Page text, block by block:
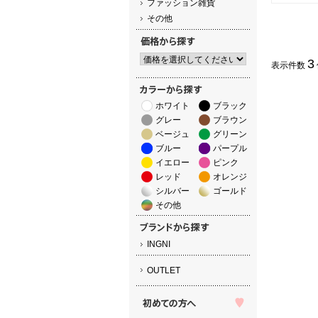
ファッション雑貨
その他
ホワイト
ブラック
グレー
ブラウン
ベージュ
グリーン
ブルー
パープル
イエロー
ピンク
レッド
オレンジ
シルバー
ゴールド
その他
INGNI
OUTLET
表示件数 3